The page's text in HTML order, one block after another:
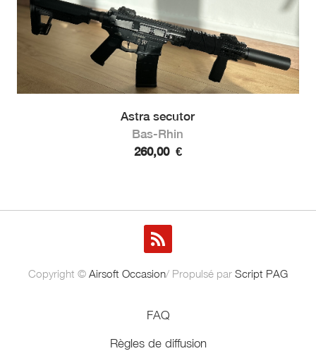
Astra secutor
Bas-Rhin
260,00 €
Copyright © Airsoft Occasion/ Propulsé par Script PAG
FAQ
Règles de diffusion